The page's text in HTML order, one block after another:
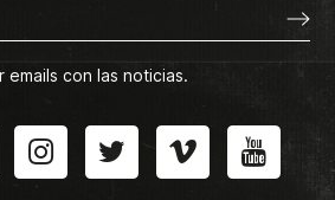
con las noticias.